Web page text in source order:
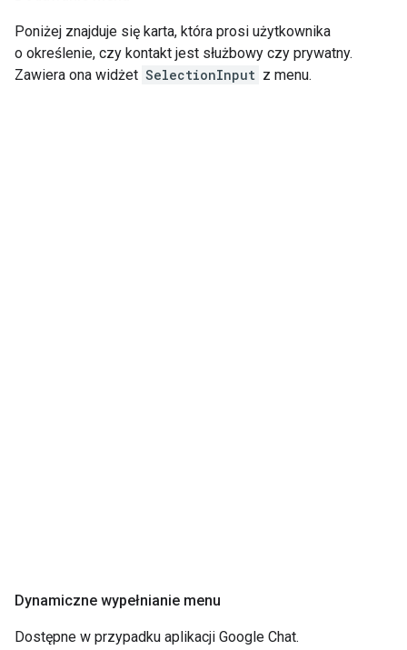
Poniżej znajduje się karta, która prosi użytkownika
o określenie, czy kontakt jest służbowy czy prywatny.
Zawiera ona widżet SelectionInput z menu.
Dynamiczne wypełnianie menu
Dostępne w przypadku aplikacji Google Chat.